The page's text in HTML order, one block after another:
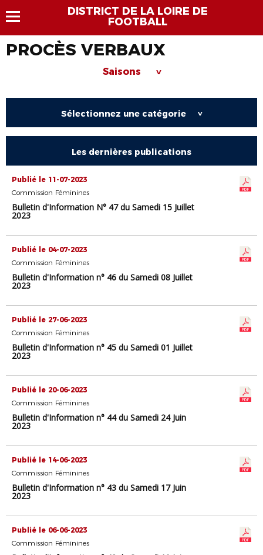
DISTRICT DE LA LOIRE DE
FOOTBALL
PROCÈS VERBAUX
Saisons >
Sélectionnez une catégorie >
Les dernières publications
Publié le 11-07-2023
Commission Féminines
Bulletin d'Information N° 47 du Samedi 15 Juillet
2023
Publié le 04-07-2023
Commission Féminines
Bulletin d'Information n° 46 du Samedi 08 Juillet
2023
Publié le 27-06-2023
Commission Féminines
Bulletin d'Information n° 45 du Samedi 01 Juillet
2023
Publié le 20-06-2023
Commission Féminines
Bulletin d'Information n° 44 du Samedi 24 Juin
2023
Publié le 14-06-2023
Commission Féminines
Bulletin d'Information n° 43 du Samedi 17 Juin
2023
Publié le 06-06-2023
Commission Féminines